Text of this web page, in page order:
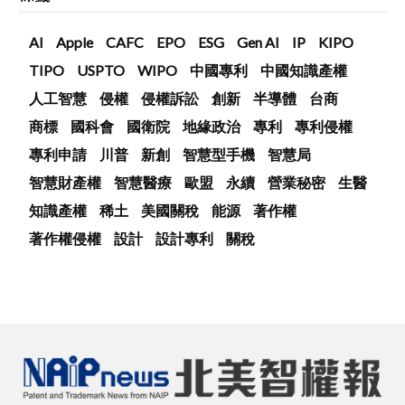
AI Apple CAFC EPO ESG Gen AI IP
KIPO
TIPO
USPTO WIPO 中國專利
中國知識產權
人工智慧
侵權 侵權訴訟 創新 半導體
台商
商標
國科會 國衛院 地緣政治 專利
專利侵權
專利申請
川普 新創 智慧型手機
智慧局
智慧財產權
智慧醫療 歐盟 永續 營業秘密
生醫
知識產權
稀土 美國關稅 能源
著作權
著作權侵權
設計 設計專利 關稅